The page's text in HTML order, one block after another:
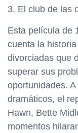
3. El club de las
Esta película de
cuenta la
divorciadas que
superar sus
oportunidades.
dramáticos, el
Hawn, Bette
momentos